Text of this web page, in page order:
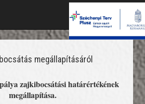
megállapításáról
zajkibocsátási határértékének
megállapítása.